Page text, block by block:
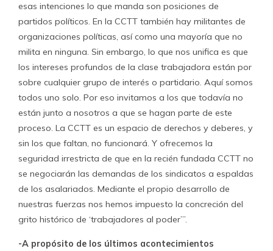
esas intenciones lo que manda son posiciones de
partidos políticos. En la CCTT también hay militantes de
organizaciones políticas, así como una mayoría que no
milita en ninguna. Sin embargo, lo que nos unifica es que
los intereses profundos de la clase trabajadora están por
sobre cualquier grupo de interés o partidario. Aquí somos
todos uno solo. Por eso invitamos a los que todavía no
están junto a nosotros a que se hagan parte de este
proceso. La CCTT es un espacio de derechos y deberes, y
sin los que faltan, no funcionará. Y ofrecemos la
seguridad irrestricta de que en la recién fundada CCTT no
se negociarán las demandas de los sindicatos a espaldas
de los asalariados. Mediante el propio desarrollo de
nuestras fuerzas nos hemos impuesto la concreción del
grito histórico de ‘trabajadores al poder’”.
-A propósito de los últimos acontecimientos